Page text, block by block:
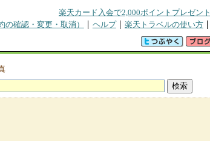
楽天カード入会で2,000ポイントプレゼント
の確認・変更・取消） ヘルプ 楽天トラベルの使い方